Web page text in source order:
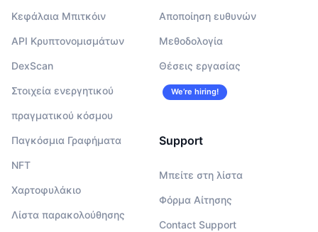
Κεφάλαια Μπιτκόιν
API Κρυπτονομισμάτων
DexScan
Στοιχεία ενεργητικού
πραγματικού κόσμου
Παγκόσμια Γραφήματα
NFT
Χαρτοφυλάκιο
Λίστα παρακολούθησης
Αποποίηση ευθυνών
Μεθοδολογία
Θέσεις εργασίας
We’re hiring!
Support
Μπείτε στη λίστα
Φόρμα Αίτησης
Contact Support